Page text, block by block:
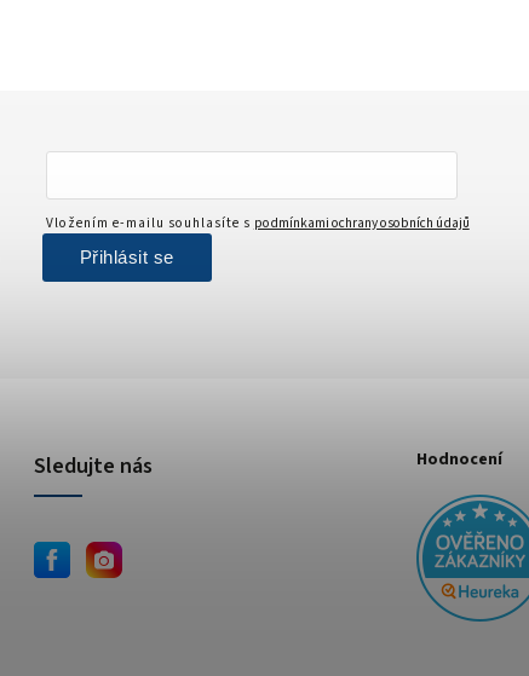
Vložením e-mailu souhlasíte s podmínkami ochrany osobních údajů
Přihlásit se
Sledujte nás Hodnocení